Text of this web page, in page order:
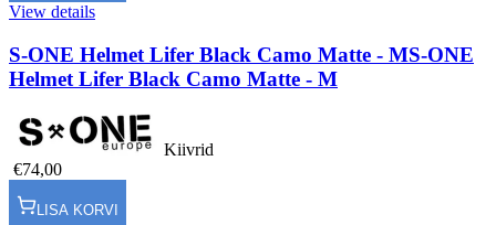
View details
S-ONE Helmet Lifer Black Camo Matte - MS-ONE
Helmet Lifer Black Camo Matte - M
Kiivrid
€74,00
LISA KORVI